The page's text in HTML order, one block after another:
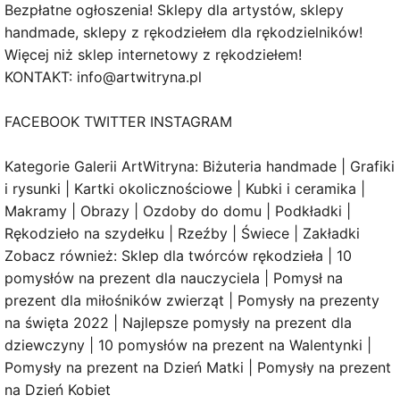
Bezpłatne ogłoszenia! Sklepy dla artystów, sklepy
handmade, sklepy z rękodziełem dla rękodzielników!
Więcej niż sklep internetowy z rękodziełem!
KONTAKT: info@artwitryna.pl
FACEBOOK TWITTER INSTAGRAM
Kategorie Galerii ArtWitryna: Biżuteria handmade | Grafiki
i rysunki | Kartki okolicznościowe | Kubki i ceramika |
Makramy | Obrazy | Ozdoby do domu | Podkładki |
Rękodzieło na szydełku | Rzeźby | Świece | Zakładki
Zobacz również: Sklep dla twórców rękodzieła | 10
pomysłów na prezent dla nauczyciela | Pomysł na
prezent dla miłośników zwierząt | Pomysły na prezenty
na święta 2022 | Najlepsze pomysły na prezent dla
dziewczyny | 10 pomysłów na prezent na Walentynki |
Pomysły na prezent na Dzień Matki | Pomysły na prezent
na Dzień Kobiet